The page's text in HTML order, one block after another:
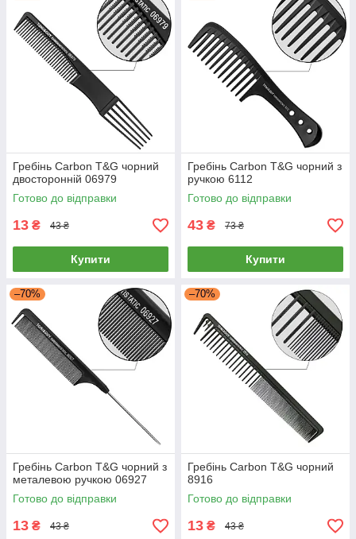
Гребінь Carbon T&G чорний
двосторонній 06979
Готово до відправки
13 ₴ 43 ₴
Купити
Гребінь Carbon T&G чорний з
ручкою 6112
Готово до відправки
43 ₴ 73 ₴
Купити
–70%
Гребінь Carbon T&G чорний з
металевою ручкою 06927
Готово до відправки
13 ₴ 43 ₴
–70%
Гребінь Carbon T&G чорний
8916
Готово до відправки
13 ₴ 43 ₴